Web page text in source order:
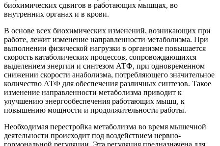
биохимических сдви­гов в работающих мышцах, во
внутренних органах и в крови.
В основе всех биохимических изменений, возникающих при
работе, лежит изменение направленности метаболизма. При
выполнении физи­ческой нагрузки в организме повышается
скорость катаболических процессов, сопровождающихся
выделением энергии и синтезом АТФ, при одновременном
снижении скорости анаболизма, потребляющего значительное
количество АТФ для обеспечения различных синтезов. Такое
изменение направленности метаболизма приводит к
улучшению энергообеспечения работающих мышц, к
повышению мощности и про­должительности работы.
Необходимая перестройка метаболизма во время мышечной
дея­тельности происходит под воздействием нервно-